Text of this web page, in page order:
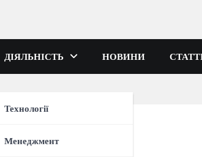
ДІЯЛЬНІСТЬ
Технології
Менеджмент
НОВИНИ